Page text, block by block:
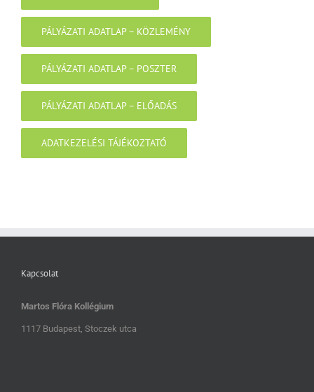
PÁLYÁZATI ADATLAP – KÖZLEMÉNY
PÁLYÁZATI ADATLAP – POSZTER
PÁLYÁZATI ADATLAP – ELŐADÁS
ADATKEZELÉSI TÁJÉKOZTATÓ
Kapcsolat
Martos Flóra Kollégium
1117 Budapest, Stoczek utca